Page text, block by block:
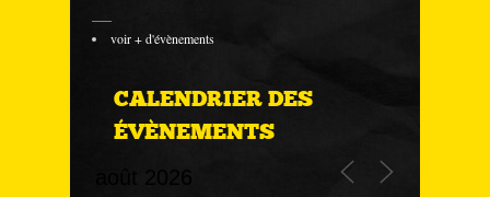
voir + d'évènements
CALENDRIER DES
ÉVÈNEMENTS